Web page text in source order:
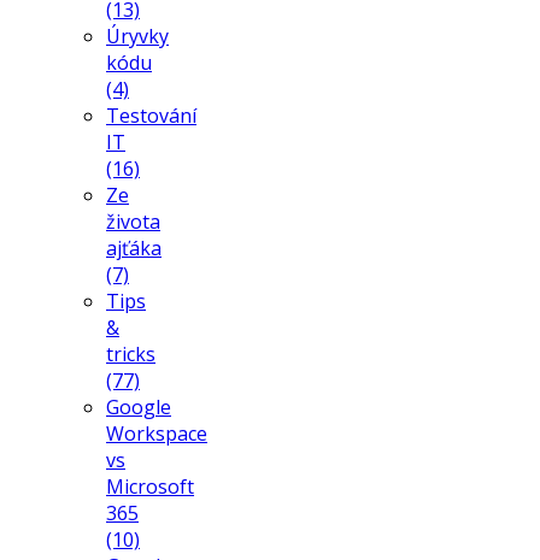
(13)
Úryvky
kódu
(4)
Testování
IT
(16)
Ze
života
ajťáka
(7)
Tips
&
tricks
(77)
Google
Workspace
vs
Microsoft
365
(10)